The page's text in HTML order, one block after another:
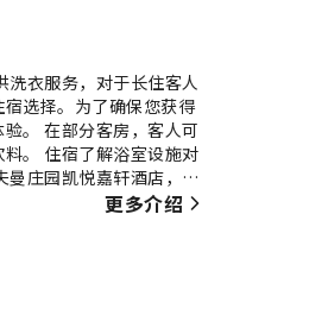
衣服务，对于长住客人
选择。为了确保您获得
。 在部分客房，客人可
。 住宿了解浴室设施对
曼庄园凯悦嘉轩酒店，客
更多介绍